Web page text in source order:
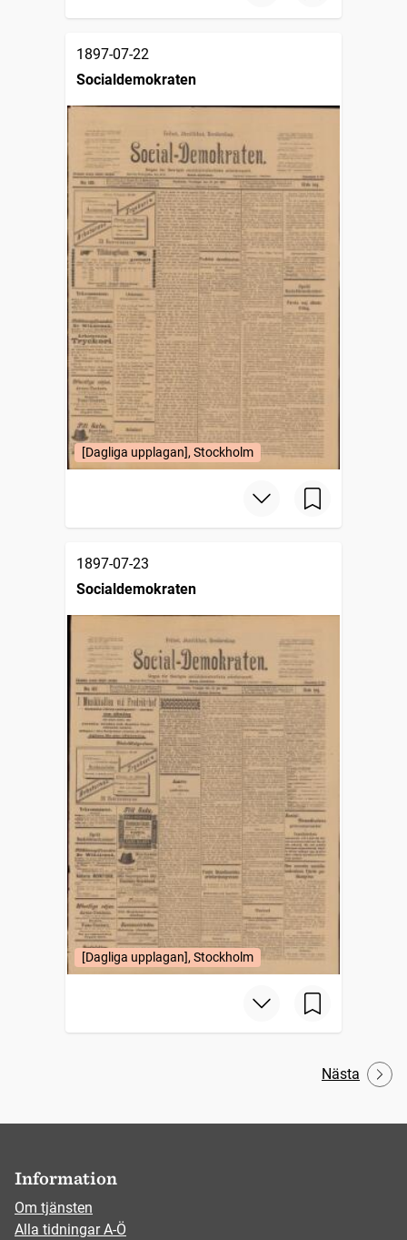
1897-07-22
Socialdemokraten
[Dagliga upplagan], Stockholm
1897-07-23
Socialdemokraten
[Dagliga upplagan], Stockholm
Nästa
Information
Om tjänsten
Alla tidningar A-Ö